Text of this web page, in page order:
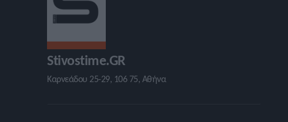
Stivostime.GR
Καρνεάδου 25-29, 106 75, Αθήνα